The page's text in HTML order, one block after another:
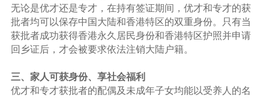
无论是优才还是专才，在持有签证期间，优才和专才的获
批者均可以保存中国大陆和香港特区的双重身份。只有当
获批者成功获得香港永久居民身份和香港特区护照并申请
回乡证后，才会被要求依法注销大陆户籍。
三、家人可获身份、享社会福利
优才和专才获批者的配偶及未成年子女均能以受养人的名